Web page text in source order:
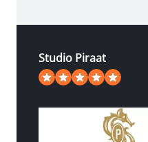
Studio Piraat